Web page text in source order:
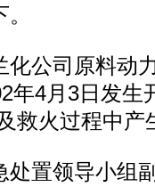
公司原料动
年4月3日发
救火过程中
领导小组副